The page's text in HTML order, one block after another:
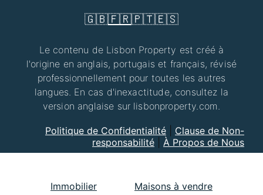
🇬🇧🇫🇷🇵🇹🇪🇸
Le contenu de Lisbon Property est créé à
l'origine en anglais, portugais et français, révisé
professionnellement pour toutes les autres
langues. En cas d'inexactitude, consultez la
version anglaise sur lisbonproperty.com.
Politique de Confidentialité
Clause de Non-
responsabilité
À Propos de Nous
Immobilier Maisons à vendre